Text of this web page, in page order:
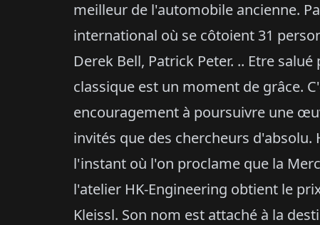
meilleur de l'automobile ancienne.
international où se côtoient 31
Derek Bell, Patrick Peter. .. Etre
classique est un moment de grâce.
encouragement à poursuivre une
invités que des chercheurs
l'instant où l'on proclame que la
l'atelier HK-Engineering obtient le
Kleissl. Son nom est attaché à la